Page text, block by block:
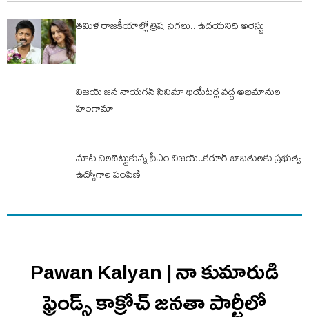
తమిళ రాజకీయాల్లో త్రిష సెగలు.. ఉదయనిధి అరెస్టు
విజయ్ జన నాయగన్ సినిమా థియేటర్ల వద్ద అభిమానుల
హంగామా
మాట నిలబెట్టుకున్న సీఎం విజయ్..కరూర్ బాధితులకు ప్రభుత్వ
ఉద్యోగాల పంపిణి
Pawan Kalyan | నా కుమారుడి
ఫ్రెండ్స్ కాక్రోచ్ జనతా పార్టీలో